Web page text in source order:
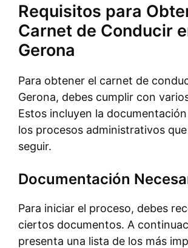
Requisitos para
Carnet de Conducir
Gerona
Para obtener el carnet de
Gerona, debes cumplir con
Estos incluyen la
los procesos administrativos
seguir.
Documentación
Para iniciar el proceso, debes
ciertos documentos. A
presenta una lista de los más